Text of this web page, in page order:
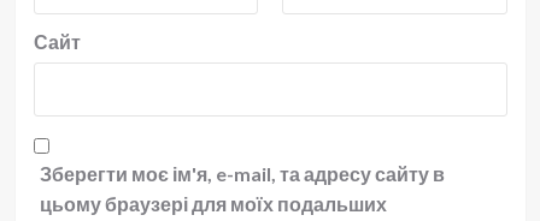
Сайт
Зберегти моє ім'я, e-mail, та адресу сайту в
цьому браузері для моїх подальших